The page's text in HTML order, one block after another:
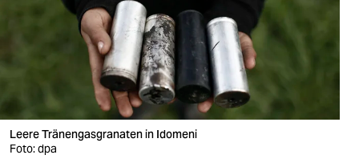
berlin
nord
verlag
verlag
Leere Tränengasgranaten in Idomeni
Foto: dpa